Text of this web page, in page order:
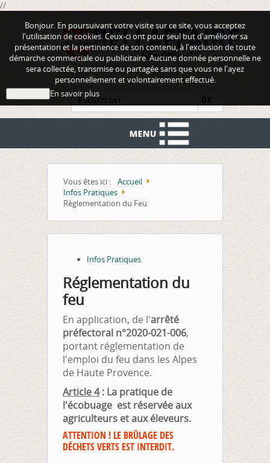
//
Bonjour. En poursuivant votre visite sur ce site, vous acceptez
l'utilisation de cookies. Ceux-ci ont pour seul but d'améliorer sa
présentation et la pertinence de son contenu, à l'exclusion de toute
démarche commerciale ou publicitaire. Aucune donnée personnelle ne
sera collectée, transmise ou partagée sans que vous ne l'ayez
personnellement et volontairement effectué.
En savoir plus
Vous êtes ici :
Accueil
Infos Pratiques
Règlementation du Feu
Infos Pratiques
Réglementation du
feu
En application, de l'arrêté
préfectoral n°2020-021-006,
portant réglementation de
l'emploi du feu dans les Alpes
de Haute Provence.
Article 4: La pratique de
l'écobuage est réservée aux
agriculteurs et aux éleveurs.
ATTENTION ! LE BRÛLAGE DES
DÉCHETS VERTS EST INTERDIT.